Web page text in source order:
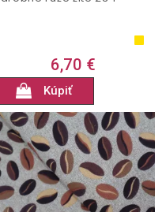
6,70 €
Kúpiť